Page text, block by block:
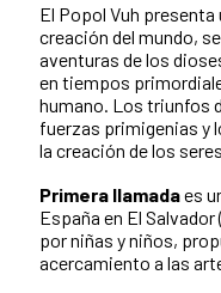
El Popol Vuh
creación del mundo,
aventuras de los
en tiempos
humano. Los triunfos
fuerzas primigenias y
la creación de los
Primera llamadaes
España en El
por niñas y niños,
acercamiento a las